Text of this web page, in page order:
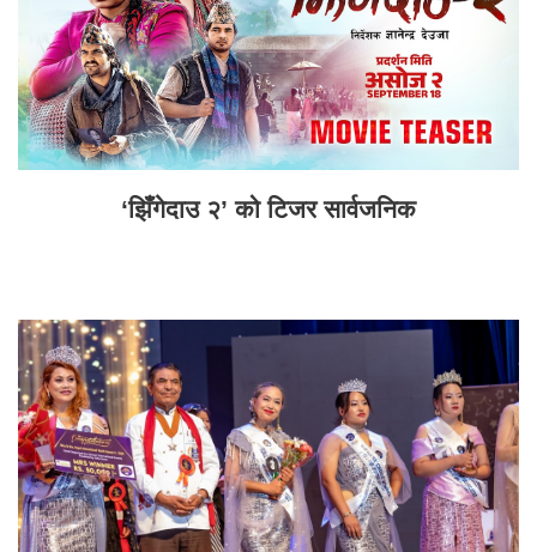
‘झिँगेदाउ २’ को टिजर सार्वजनिक